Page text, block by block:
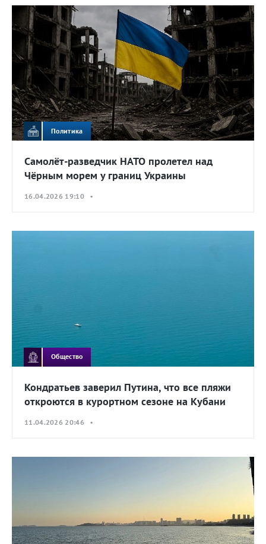
Политика
Самолёт-разведчик НАТО пролетел над
Чёрным морем у границ Украины
16.04.2026 19:10 •
Общество
Кондратьев заверил Путина, что все пляжи
откроются в курортном сезоне на Кубани
11.04.2026 20:46 •